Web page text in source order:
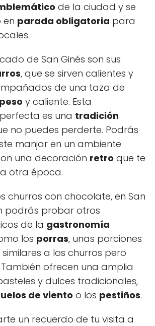
de la ciudad y se
en parada obligatoria para
de San Ginés son sus
, que se sirven calientes y
de una taza de
y caliente. Esta
es una tradición
no puedes perderte. Podrás
manjar en un ambiente
una decoración retro que te
otra época.
churros con chocolate, en San
podrás probar otros
de la gastronomía
los porras, unas porciones
a los churros pero
ofrecen una amplia
y dulces tradicionales,
de viento o los pestiños.
un recuerdo de tu visita a